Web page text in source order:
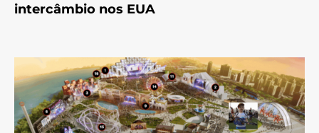
intercâmbio nos EUA